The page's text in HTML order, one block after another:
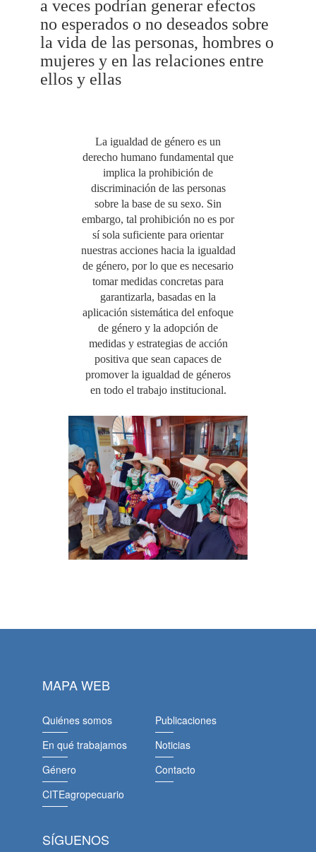
a veces podrían generar efectos
no esperados o no deseados sobre
la vida de las personas, hombres o
mujeres y en las relaciones entre
ellos y ellas
La igualdad de género es un
derecho humano fundamental que
implica la prohibición de
discriminación de las personas
sobre la base de su sexo. Sin
embargo, tal prohibición no es por
sí sola suficiente para orientar
nuestras acciones hacia la igualdad
de género, por lo que es necesario
tomar medidas concretas para
garantizarla, basadas en la
aplicación sistemática del enfoque
de género y la adopción de
medidas y estrategias de acción
positiva que sean capaces de
promover la igualdad de géneros
en todo el trabajo institucional.
MAPA WEB
Quiénes somos
En qué trabajamos
Género
CITEagropecuario
Publicaciones
Noticias
Contacto
SÍGUENOS